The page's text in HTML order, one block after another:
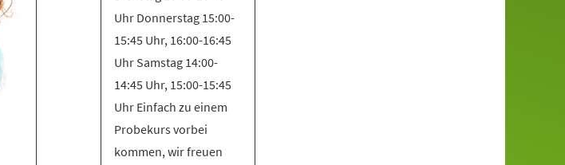
Uhr Donnerstag 15:00-
15:45 Uhr, 16:00-16:45
Uhr Samstag 14:00-
14:45 Uhr, 15:00-15:45
Uhr Einfach zu einem
Probekurs vorbei
kommen, wir freuen